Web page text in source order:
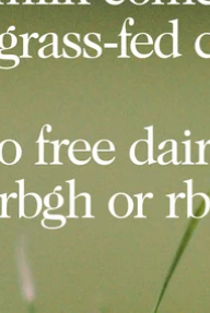
All Protein Powders